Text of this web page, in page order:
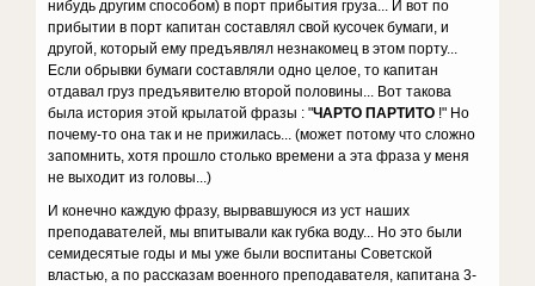
нибудь другим способом) в порт прибытия груза... И вот по
прибытии в порт капитан составлял свой кусочек бумаги, и
другой, который ему предъявлял незнакомец в этом порту...
Если обрывки бумаги составляли одно целое, то капитан
отдавал груз предъявителю второй половины... Вот такова
была история этой крылатой фразы : "ЧАРТО ПАРТИТО !" Но
почему-то она так и не прижилась... (может потому что сложно
запомнить, хотя прошло столько времени а эта фраза у меня
не выходит из головы...)
И конечно каждую фразу, вырвавшуюся из уст наших
преподавателей, мы впитывали как губка воду... Но это были
семидесятые годы и мы уже были воспитаны Советской
властью, а по рассказам военного преподавателя, капитана 3-